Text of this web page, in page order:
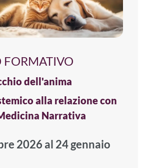
FORMATIVO
dell'anima
alla relazione con
Narrativa
2026 al 24 gennaio